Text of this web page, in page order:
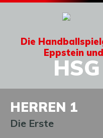
Die
Eppstein
HERREN 1
Die Erste